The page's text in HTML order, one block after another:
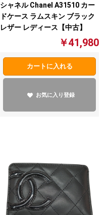
シャネル Chanel A31510 カー
ドケース ラムスキン ブラック
レザー レディース【中古】
￥41,980
カートに入れる
お気に入り登録